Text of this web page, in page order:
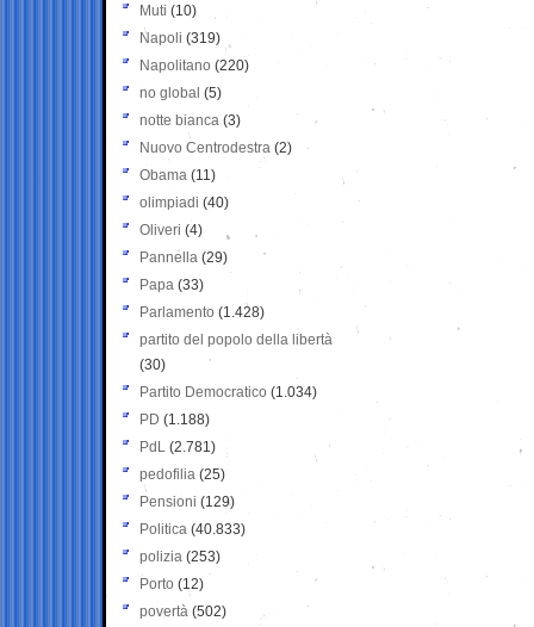
Muti (10)
Napoli (319)
Napolitano (220)
no global (5)
notte bianca (3)
Nuovo Centrodestra (2)
Obama (11)
olimpiadi (40)
Oliveri (4)
Pannella (29)
Papa (33)
Parlamento (1.428)
partito del popolo della libertà
(30)
Partito Democratico (1.034)
PD (1.188)
PdL (2.781)
pedofilia (25)
Pensioni (129)
Politica (40.833)
polizia (253)
Porto (12)
povertà (502)